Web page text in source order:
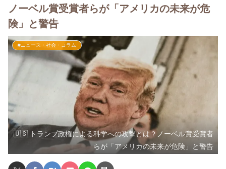
ノーベル賞受賞者らが「アメリカの未来が危
険」と警告
#ニュース・社会・コラム
🇺🇸 トランプ政権による科学への攻撃とは？ノーベル賞受賞者
らが「アメリカの未来が危険」と警告